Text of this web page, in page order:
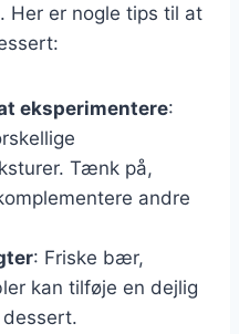
Her er nogle tips til at
eksperimentere:
Tænk på,
andre
: Friske bær,
kan tilføje en dejlig